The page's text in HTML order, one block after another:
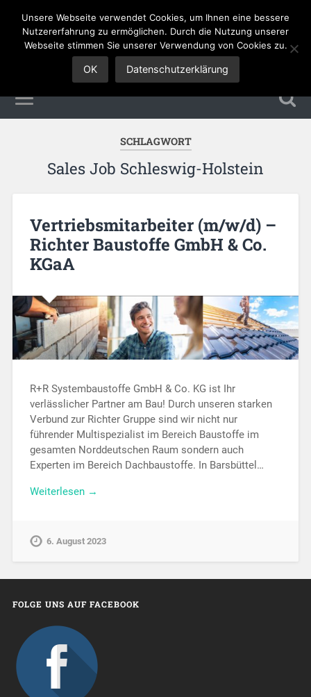
Sales Jobs
SCHLAGWORT
Sales Job Schleswig-Holstein
Vertriebsmitarbeiter (m/w/d) –
Richter Baustoffe GmbH & Co.
KGaA
R+R Systembaustoffe GmbH & Co. KG ist Ihr
verlässlicher Partner am Bau! Durch unseren starken
Verbund zur Richter Gruppe sind wir nicht nur
führender Multispezialist im Bereich Baustoffe im
gesamten Norddeutschen Raum sondern auch
Experten im Bereich Dachbaustoffe. In Barsbüttel…
Weiterlesen →
6. August 2023
FOLGE UNS AUF FACEBOOK
Unsere Webseite verwendet Cookies, um Ihnen eine bessere
Nutzererfahrung zu ermöglichen. Durch die Nutzung unserer
Webseite stimmen Sie unserer Verwendung von Cookies zu.
OK Datenschutzerklärung